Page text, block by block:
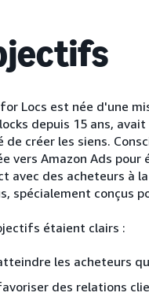
Locs est née d'une
depuis 15 ans,
de créer les siens.
vers Amazon Ads
avec des acheteurs à
spécialement conçus
étaient clairs :
les acheteurs
des relations